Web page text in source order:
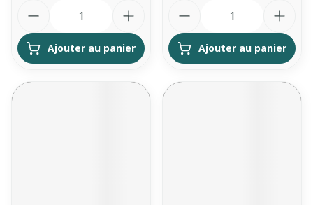
Ajouter au panier Ajouter au panier